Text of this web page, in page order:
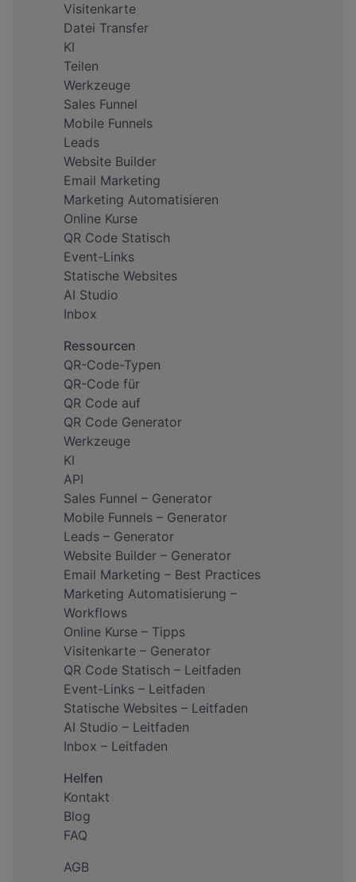
Visitenkarte
Datei Transfer
KI
Teilen
Werkzeuge
Sales Funnel
Mobile Funnels
Leads
Website Builder
Email Marketing
Marketing Automatisieren
Online Kurse
QR Code Statisch
Event-Links
Statische Websites
AI Studio
Inbox
Ressourcen
QR-Code-Typen
QR-Code für
QR Code auf
QR Code Generator
Werkzeuge
KI
API
Sales Funnel – Generator
Mobile Funnels – Generator
Leads – Generator
Website Builder – Generator
Email Marketing – Best Practices
Marketing Automatisierung –
Workflows
Online Kurse – Tipps
Visitenkarte – Generator
QR Code Statisch – Leitfaden
Event-Links – Leitfaden
Statische Websites – Leitfaden
AI Studio – Leitfaden
Inbox – Leitfaden
Helfen
Kontakt
Blog
FAQ
AGB